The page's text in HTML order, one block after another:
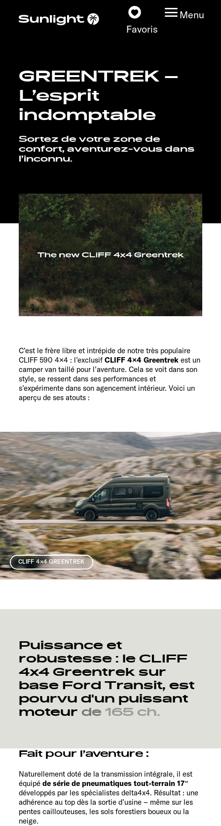
Favoris
Menu
Nos modèles
Configurateur
Recherchez votre
Sunlight
Découvrir
Service
GREENTREK –
L’esprit
indomptable
Sortez de votre zone de
confort, aventurez-vous dans
l’inconnu.
C’est le frère libre et intrépide de notre très populaire
CLIFF 590 4×4 : l’exclusif CLIFF 4×4 Greentrek est un
camper van taillé pour l’aventure. Cela se voit dans son
style, se ressent dans ses performances et
s’expérimente dans son agencement intérieur. Voici un
aperçu de ses atouts :
CLIFF 4×4 GREENTREK
Puissance et
robustesse : le CLIFF
4x4 Greentrek sur
base Ford Transit, est
pourvu d'un puissant
moteur de 165 ch.
Fait pour l’aventure :
Naturellement doté de la transmission intégrale, il est
équipé de série de pneumatiques tout-terrain 17″
développés par les spécialistes delta4x4. Résultat : une
adhérence au top dès la sortie d’usine – même sur les
pentes caillouteuses, les sols forestiers boueux ou la
neige.